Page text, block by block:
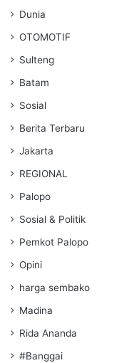
Dunia
OTOMOTIF
Sulteng
Batam
Sosial
Berita Terbaru
Jakarta
REGIONAL
Palopo
Sosial & Politik
Pemkot Palopo
Opini
harga sembako
Madina
Rida Ananda
#Banggai